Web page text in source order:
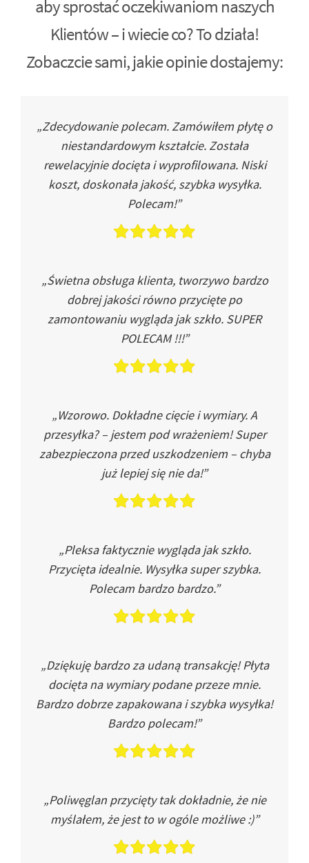
aby sprostać oczekiwaniom naszych
Klientów – i wiecie co? To działa!
Zobaczcie sami, jakie opinie dostajemy:
„Zdecydowanie polecam. Zamówiłem płytę o
niestandardowym kształcie. Została
rewelacyjnie docięta i wyprofilowana. Niski
koszt, doskonała jakość, szybka wysyłka.
Polecam!”
„Świetna obsługa klienta, tworzywo bardzo
dobrej jakości równo przycięte po
zamontowaniu wygląda jak szkło. SUPER
POLECAM !!!”
„Wzorowo. Dokładne cięcie i wymiary. A
przesyłka? – jestem pod wrażeniem! Super
zabezpieczona przed uszkodzeniem – chyba
już lepiej się nie da!”
„Pleksa faktycznie wygląda jak szkło.
Przycięta idealnie. Wysyłka super szybka.
Polecam bardzo bardzo.”
„Dziękuję bardzo za udaną transakcję! Płyta
docięta na wymiary podane przeze mnie.
Bardzo dobrze zapakowana i szybka wysyłka!
Bardzo polecam!”
„Poliwęglan przycięty tak dokładnie, że nie
myślałem, że jest to w ogóle możliwe :)”